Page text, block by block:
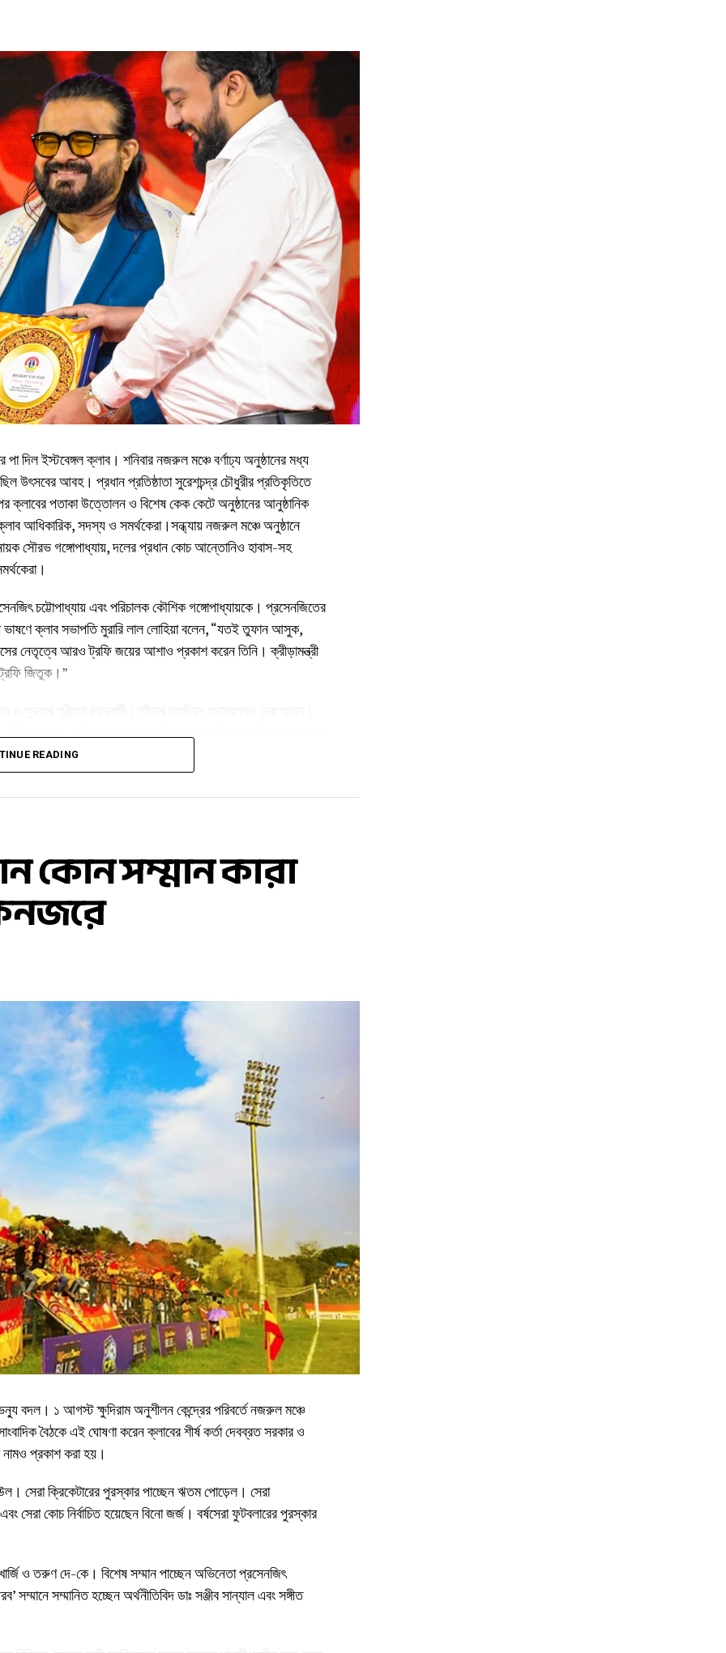
দিল ইস্টবেঙ্গল ক্লাব। শনিবার নজরুল মঞ্চে বর্ণাঢ্য অনুষ্ঠানের মধ্য
উৎসবের আবহ। প্রধান প্রতিষ্ঠাতা সুরেশচন্দ্র চৌধুরীর প্রতিকৃতিতে
ক্লাবের পতাকা উত্তোলন ও বিশেষ কেক কেটে অনুষ্ঠানের আনুষ্ঠানিক
আধিকারিক, সদস্য ও সমর্থকেরা।সন্ধ্যায় নজরুল মঞ্চে অনুষ্ঠানে
সৌরভ গঙ্গোপাধ্যায়, দলের প্রধান কোচ আন্তোনিও হাবাস-সহ
চট্টোপাধ্যায় এবং পরিচালক কৌশিক গঙ্গোপাধ্যায়কে। প্রসেনজিতের
ভাষণে ক্লাব সভাপতি মুরারি লাল লোহিয়া বলেন, “যতই তুফান আসুক,
নেতৃত্বে আরও ট্রফি জয়ের আশাও প্রকাশ করেন তিনি। ক্রীড়ামন্ত্রী
জিতুক।”
বলেন, ছোটবেলায় কখনও মাঠে, কখনও রেডিওয় ইস্টবেঙ্গলের খেলা
পান বলাই মুখোপাধ্যায় ও তরুণ দে। বর্ষসেরা ফুটবলার নির্বাচিত
প্লেয়ার এডমুন্ড লালরিনডিকা। সব মিলিয়ে লাল-হলুদ আবেগে
READING
কোন সম্মান কারা
বদল। ১ আগস্ট ক্ষুদিরাম অনুশীলন কেন্দ্রের পরিবর্তে নজরুল মঞ্চে
বৈঠকে এই ঘোষণা করেন ক্লাবের শীর্ষ কর্তা দেবব্রত সরকার ও
নামও প্রকাশ করা হয়।
সেরা ক্রিকেটারের পুরস্কার পাচ্ছেন ঋতম পোড়েল। সেরা
সেরা কোচ নির্বাচিত হয়েছেন বিনো জর্জ। বর্ষসেরা ফুটবলারের পুরস্কার
ও তরুণ দে-কে। বিশেষ সম্মান পাচ্ছেন অভিনেতা প্রসেনজিৎ
সম্মানিত হচ্ছেন অর্থনীতিবিদ ডাঃ সঞ্জীব সান্যাল এবং সঙ্গীত